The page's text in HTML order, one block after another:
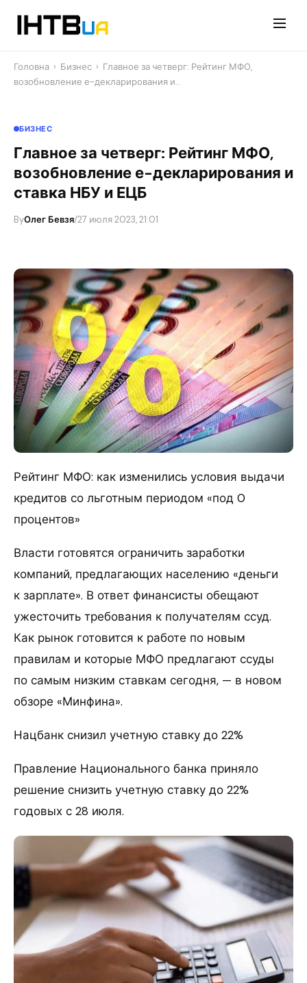
Головна › Бизнес › Главное за четверг: Рейтинг МФО,
возобновление е-декларирования и…
БИЗНЕС
Главное за четверг: Рейтинг МФО,
возобновление е-декларирования и
ставка НБУ и ЕЦБ
ByОлег Бевзя/27 июля 2023, 21:01
Рейтинг МФО: как изменились условия выдачи
кредитов со льготным периодом «под 0
процентов»
Власти готовятся ограничить заработки
компаний, предлагающих населению «деньги
к зарплате». В ответ финансисты обещают
ужесточить требования к получателям ссуд.
Как рынок готовится к работе по новым
правилам и которые МФО предлагают ссуды
по самым низким ставкам сегодня, — в новом
обзоре «Минфина».
Нацбанк снизил учетную ставку до 22%
Правление Национального банка приняло
решение снизить учетную ставку до 22%
годовых с 28 июля.